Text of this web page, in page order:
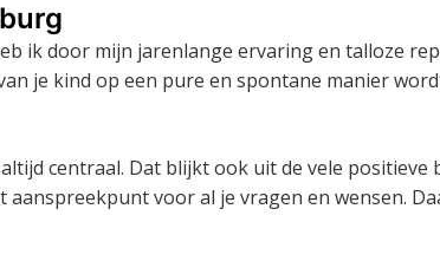
ik door mijn jarenlange ervaring en talloze
je kind op een pure en spontane manier
centraal. Dat blijkt ook uit de vele
voor al je vragen en wensen.